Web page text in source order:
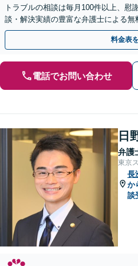
トラブルの相談は毎月100件以上、慰
談・解決実績の豊富な弁護士による
倫相談は初回0円】【九州・沖縄エリ
料金表
電話でお問い合わせ
日
弁護
東京
長
か
談